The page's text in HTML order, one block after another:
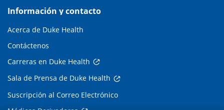
Información y contacto
Acerca de Duke Health
Contáctenos
Carreras en Duke Health
Sala de Prensa de Duke Health
Suscripción al Correo Electrónico